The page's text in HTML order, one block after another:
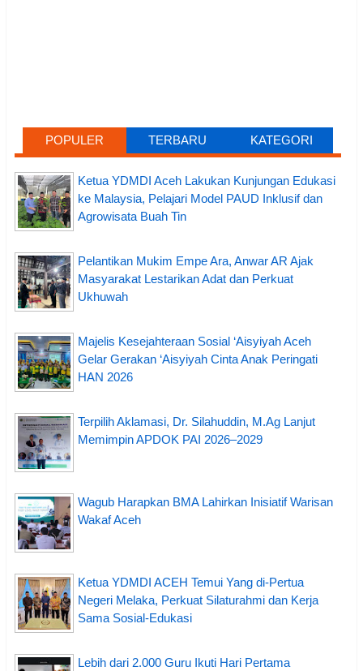
POPULER TERBARU KATEGORI
Ketua YDMDI Aceh Lakukan Kunjungan Edukasi
ke Malaysia, Pelajari Model PAUD Inklusif dan
Agrowisata Buah Tin
Pelantikan Mukim Empe Ara, Anwar AR Ajak
Masyarakat Lestarikan Adat dan Perkuat
Ukhuwah
Majelis Kesejahteraan Sosial ‘Aisyiyah Aceh
Gelar Gerakan ‘Aisyiyah Cinta Anak Peringati
HAN 2026
Terpilih Aklamasi, Dr. Silahuddin, M.Ag Lanjut
Memimpin APDOK PAI 2026–2029
Wagub Harapkan BMA Lahirkan Inisiatif Warisan
Wakaf Aceh
Ketua YDMDI ACEH Temui Yang di-Pertua
Negeri Melaka, Perkuat Silaturahmi dan Kerja
Sama Sosial-Edukasi
Lebih dari 2.000 Guru Ikuti Hari Pertama